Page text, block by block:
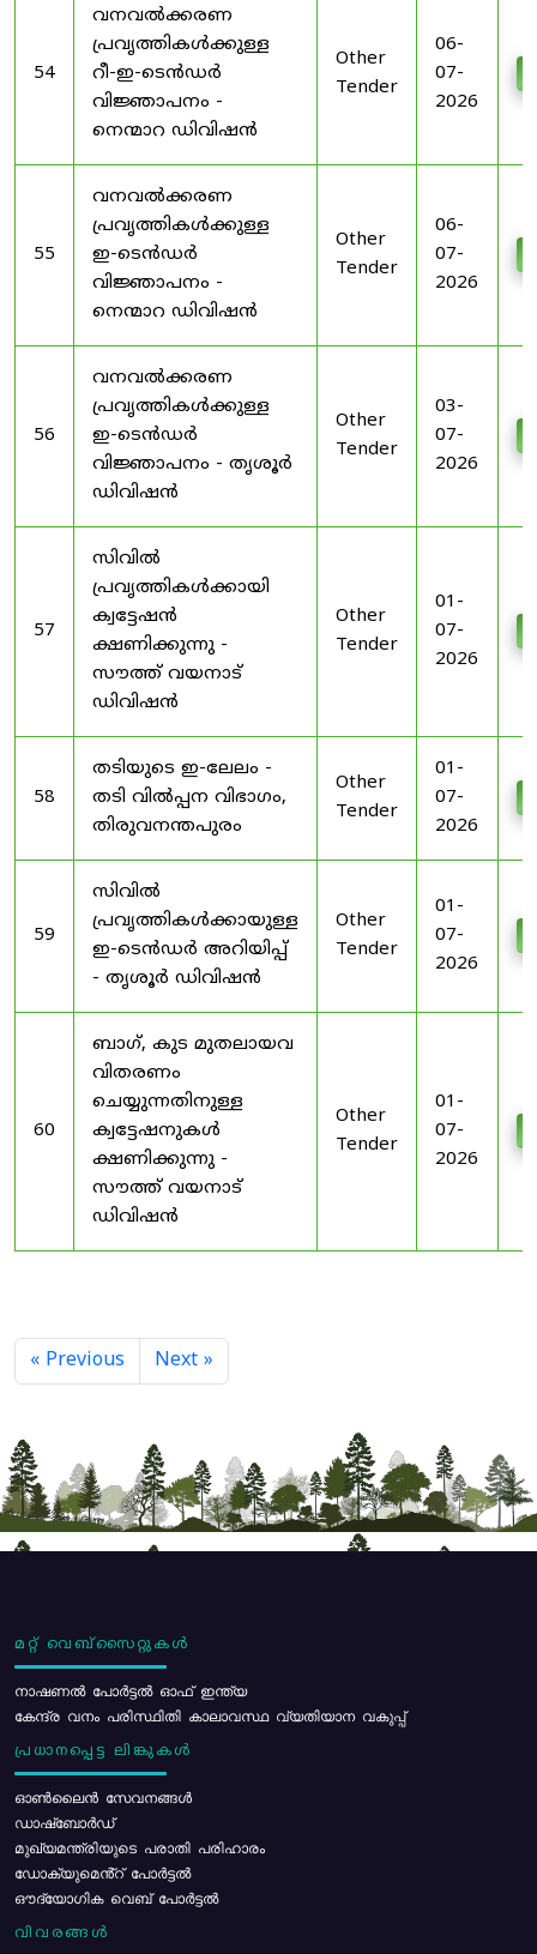
54
വനവൽക്കരണ
പ്രവൃത്തികൾക്കുള്ള
റീ-ഇ-ടെൻഡർ
വിജ്ഞാപനം -
നെന്മാറ ഡിവിഷൻ
Other
Tender
06-
07-
2026
55
വനവൽക്കരണ
പ്രവൃത്തികൾക്കുള്ള
ഇ-ടെൻഡർ
വിജ്ഞാപനം -
നെന്മാറ ഡിവിഷൻ
Other
Tender
06-
07-
2026
56
വനവൽക്കരണ
പ്രവൃത്തികൾക്കുള്ള
ഇ-ടെൻഡർ
വിജ്ഞാപനം - തൃശൂർ
ഡിവിഷൻ
Other
Tender
03-
07-
2026
57
സിവിൽ
പ്രവൃത്തികൾക്കായി
ക്വട്ടേഷൻ
ക്ഷണിക്കുന്നു -
സൗത്ത് വയനാട്
ഡിവിഷൻ
Other
Tender
01-
07-
2026
58
തടിയുടെ ഇ-ലേലം -
തടി വിൽപ്പന വിഭാഗം,
തിരുവനന്തപുരം
Other
Tender
01-
07-
2026
59
സിവിൽ
പ്രവൃത്തികൾക്കായുള്ള
ഇ-ടെൻഡർ അറിയിപ്പ്
- തൃശൂർ ഡിവിഷൻ
Other
Tender
01-
07-
2026
60
ബാഗ്, കുട മുതലായവ
വിതരണം
ചെയ്യുന്നതിനുള്ള
ക്വട്ടേഷനുകൾ
ക്ഷണിക്കുന്നു -
സൗത്ത് വയനാട്
ഡിവിഷൻ
Other
Tender
01-
07-
2026
« Previous Next »
മറ്റ് വെബ്സൈറ്റുകൾ
നാഷണൽ പോർട്ടൽ ഓഫ് ഇന്ത്യ
കേന്ദ്ര വനം പരിസ്ഥിതി കാലാവസ്ഥ വ്യതിയാന വകുപ്പ്
പ്രധാനപ്പെട്ട ലിങ്കുകൾ
ഓൺലൈൻ സേവനങ്ങൾ
ഡാഷ്ബോർഡ്
മുഖ്യമന്ത്രിയുടെ പരാതി പരിഹാരം
ഡോക്യുമെൻ്റ് പോർട്ടൽ
ഔദ്യോഗിക വെബ് പോർട്ടൽ
വിവരങ്ങൾ